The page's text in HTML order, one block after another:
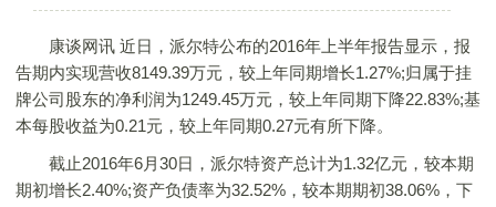
康谈网讯 近日，派尔特公布的2016年上半年报告显示，报
告期内实现营收8149.39万元，较上年同期增长1.27%;归属于挂
牌公司股东的净利润为1249.45万元，较上年同期下降22.83%;基
本每股收益为0.21元，较上年同期0.27元有所下降。
截止2016年6月30日，派尔特资产总计为1.32亿元，较本期
期初增长2.40%;资产负债率为32.52%，较本期期初38.06%，下